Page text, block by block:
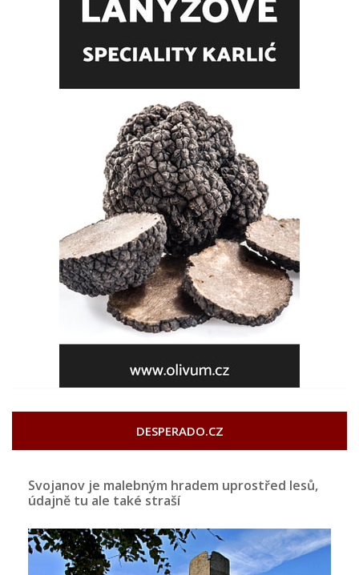
DESPERADO.CZ
Svojanov je malebným hradem uprostřed lesů,
údajně tu ale také straší